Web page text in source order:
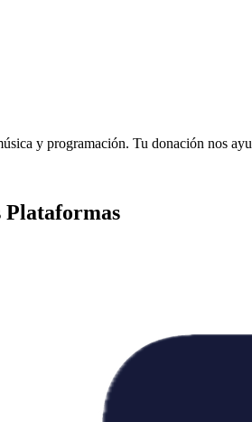
y programación. Tu donación nos
Plataformas